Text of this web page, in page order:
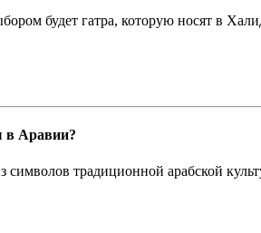
будет гатра, которую носят в
в Аравии?
символов традиционной арабской